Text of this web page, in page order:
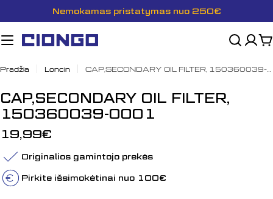
prie
turinio
Nemokamas pristatymas nuo 250€
Pradžia Loncin CAP,SECONDARY OIL FILTER, 150360039-0001
CAP,SECONDARY OIL FILTER,
150360039-0001
Įprasta
kaina
19,99€
Originalios gamintojo prekės
Pirkite išsimokėtinai nuo 100€